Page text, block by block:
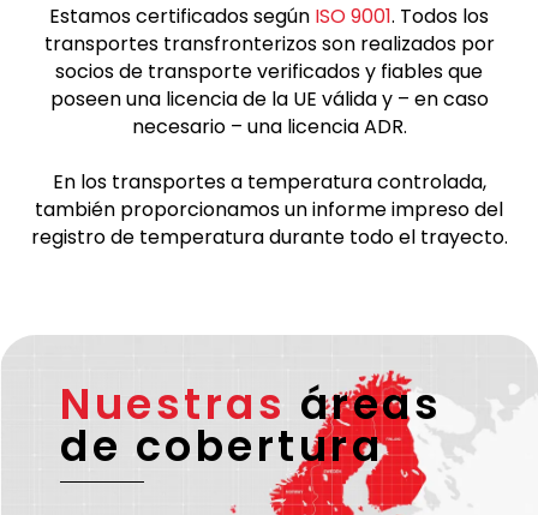
Estamos certificados según ISO 9001. Todos los
transportes transfronterizos son realizados por
socios de transporte verificados y fiables que
poseen una licencia de la UE válida y – en caso
necesario – una licencia ADR.
En los transportes a temperatura controlada,
también proporcionamos un informe impreso del
registro de temperatura durante todo el trayecto.
Nuestras áreas
de cobertura